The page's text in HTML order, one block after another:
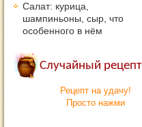
Салат: курица,
шампиньоны, сыр, что
особенного в нём
Случайный рецепт
Рецепт на удачу!
Просто нажми